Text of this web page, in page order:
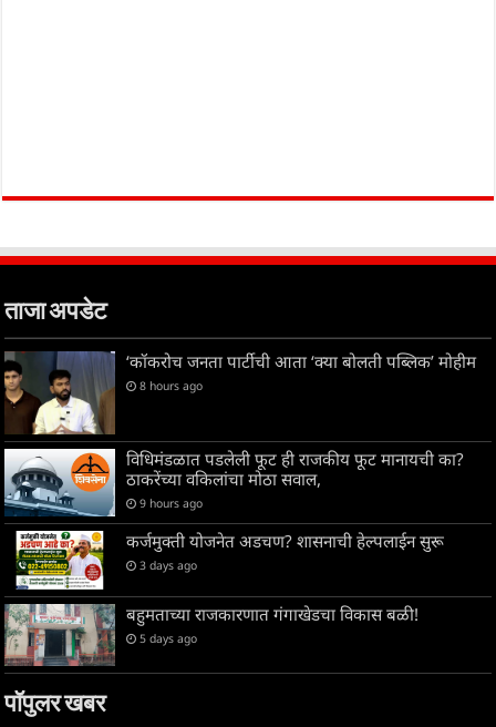
ताजा अपडेट
‘कॉकरोच जनता पार्टीची आता ‘क्या बोलती पब्लिक’ मोहीम
8 hours ago
विधिमंडळात पडलेली फूट ही राजकीय फूट मानायची का?
ठाकरेंच्या वकिलांचा मोठा सवाल,
9 hours ago
कर्जमुक्ती योजनेत अडचण? शासनाची हेल्पलाईन सुरू
3 days ago
बहुमताच्या राजकारणात गंगाखेडचा विकास बळी!
5 days ago
पॉपुलर खबर